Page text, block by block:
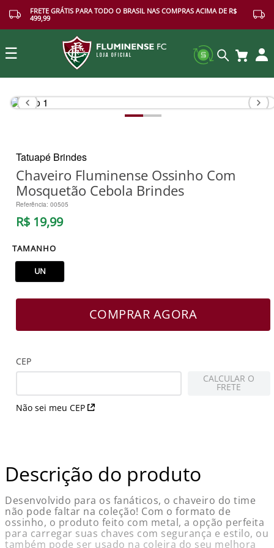
FRETE GRÁTIS PARA TODO O BRASIL NAS COMPRAS ACIMA DE R$
499,99
☰
Buscar
Tatuapé Brindes
Chaveiro Fluminense Ossinho Com
Mosquetão Cebola Brindes
Referência: 00505
R$ 19,99
TAMANHO
UN
COMPRAR AGORA
CEP
Não sei meu CEP
CALCULAR O
FRETE
Descrição do produto
Desenvolvido para os fanáticos, o chaveiro do time
não pode faltar na coleção! Com o formato de
ossinho, o produto feito com metal, a opção perfeita
para carregar suas chaves com segurança e estilo, ou
também pode ser usado na coleira do seu melhora